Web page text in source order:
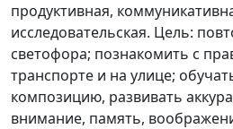
продуктивная,
исследовательская. Цель:
светофора; познакомить с
транспорте и на улице;
композицию, развивать
внимание, память,